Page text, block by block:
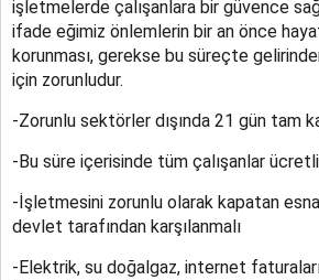
işletmelerde çalışanlara bir güvence
ifade eğimiz önlemlerin bir an önce
korunması, gerekse bu süreçte
için zorunludur.
-Zorunlu sektörler dışında 21 gün tam
-Bu süre içerisinde tüm çalışanlar
-İşletmesini zorunlu olarak kapatan
devlet tarafından karşılanmalı
-Elektrik, su doğalgaz, internet